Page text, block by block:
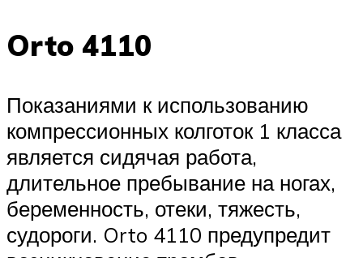
Orto 4110
Показаниями к использованию
компрессионных колготок 1 класса
является сидячая работа,
длительное пребывание на ногах,
беременность, отеки, тяжесть,
судороги. Orto 4110 предупредит